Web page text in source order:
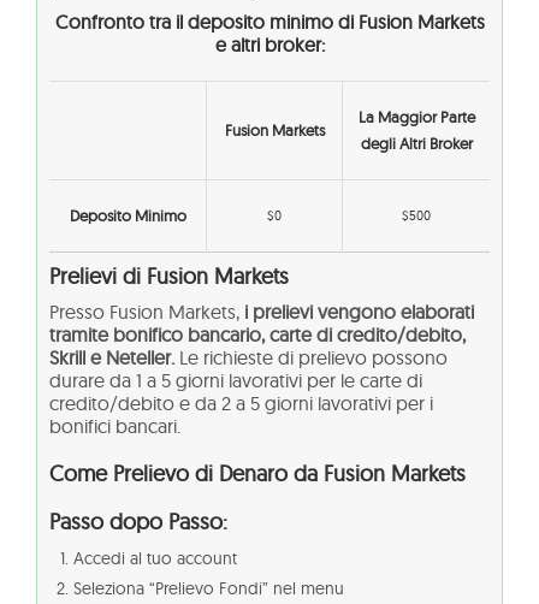
Confronto tra il deposito minimo di Fusion Markets
e altri broker:
Fusion Markets
La Maggior Parte
degli Altri Broker
Deposito Minimo $0 $500
Prelievi di Fusion Markets
Presso Fusion Markets, i prelievi vengono elaborati
tramite bonifico bancario, carte di credito/debito,
Skrill e Neteller. Le richieste di prelievo possono
durare da 1 a 5 giorni lavorativi per le carte di
credito/debito e da 2 a 5 giorni lavorativi per i
bonifici bancari.
Come Prelievo di Denaro da Fusion Markets
Passo dopo Passo:
Accedi al tuo account
Seleziona “Prelievo Fondi” nel menu